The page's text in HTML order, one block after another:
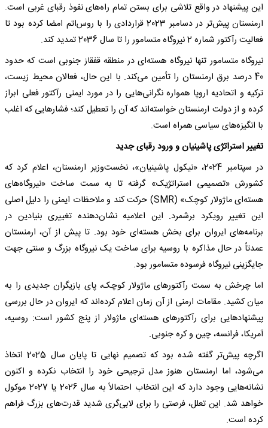
این پیشنهاد در واقع تلاشی برای بستن تمام راه‌های نفوذ رقبای غربی است.
ارمنستان پیش‌تر در دسامبر 2023 قراردادی را با روس‌اتم امضا کرده بود تا
فعالیت رآکتور شماره 2 نیروگاه متسامور را تا سال 2036 تمدید کند.
نیروگاه متسامور تنها نیروگاه هسته‌ای در منطقه قفقاز جنوبی است که حدود
40 درصد برق ارمنستان را تأمین می‌کند. با این حال، فعالان محیط زیست،
ترکیه و اتحادیه اروپا همواره نگرانی‌هایی را در مورد ایمنی رآکتور فعلی ابراز
کرده و از دولت ارمنستان خواسته‌اند که آن را تعطیل کند؛ فشارهایی که اغلب
با انگیزه‌های سیاسی همراه است.
تغییر استراتژی پاشینیان و ورود رقبای جدید
در سپتامبر 2024، «نیکول پاشینیان»، نخست‌وزیر ارمنستان، اعلام کرد که
کشورش «تصمیمی استراتژیک» گرفته تا به سمت ساخت «نیروگاه‌های
هسته‌ای ماژولار کوچک» (SMR) حرکت کند و ملاحظات ایمنی را دلیل اصلی
این تغییر رویکرد برشمرد. این اعلامیه نشان‌دهنده تغییری بنیادین در
برنامه‌های ایروان برای بخش هسته‌ای خود بود. تا پیش از آن، ارمنستان
عمدتاً در حال مذاکره با روسیه برای ساخت یک نیروگاه بزرگ و سنتی جهت
جایگزینی نیروگاه فرسوده متسامور بود.
اما چرخش به سمت رآکتورهای ماژولار کوچک، پای بازیگران جدیدی را به
میان کشید. مقامات ارمنی از آن زمان اعلام کرده‌اند که ایروان در حال بررسی
پیشنهادهایی برای رآکتورهای هسته‌ای ماژولار از پنج کشور است: روسیه،
آمریکا، فرانسه، چین و کره جنوبی.
اگرچه پیش‌تر گفته شده بود که تصمیم نهایی تا پایان سال 2025 اتخاذ
می‌شود، اما ارمنستان هنوز مدل ترجیحی خود را انتخاب نکرده و اکنون
نشانه‌هایی وجود دارد که این انتخاب احتمالاً به سال 2026 یا 2027 موکول
خواهد شد. این تعلل، فرصتی را برای لابی‌گری شدید قدرت‌های بزرگ فراهم
کرده است.